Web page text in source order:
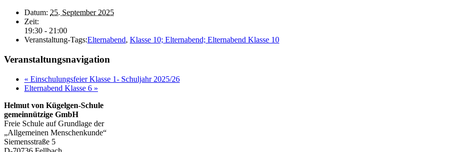
Datum: 25. September 2025
Zeit:
19:30 - 21:00
Veranstaltung-Tags:Elternabend, Klasse 10; Elternabend; Elternabend Klasse 10
Veranstaltungsnavigation
« Einschulungsfeier Klasse 1- Schuljahr 2025/26
Elternabend Klasse 6 »
Helmut von Kügelgen-Schule
gemeinnützige GmbH
Freie Schule auf Grundlage der
„Allgemeinen Menschenkunde“
Siemensstraße 5